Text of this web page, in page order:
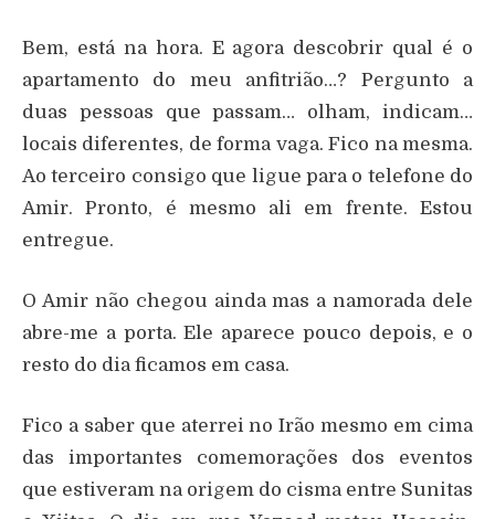
Bem, está na hora. E agora descobrir qual é o
apartamento do meu anfitrião…? Pergunto a
duas pessoas que passam… olham, indicam…
locais diferentes, de forma vaga. Fico na mesma.
Ao terceiro consigo que ligue para o telefone do
Amir. Pronto, é mesmo ali em frente. Estou
entregue.
O Amir não chegou ainda mas a namorada dele
abre-me a porta. Ele aparece pouco depois, e o
resto do dia ficamos em casa.
Fico a saber que aterrei no Irão mesmo em cima
das importantes comemorações dos eventos
que estiveram na origem do cisma entre Sunitas